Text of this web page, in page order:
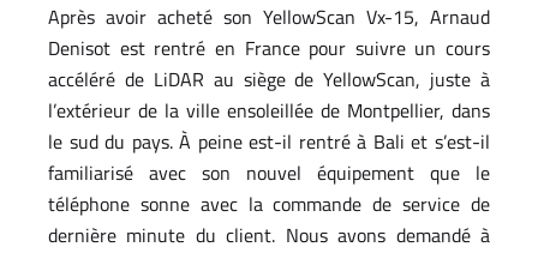
Après avoir acheté son YellowScan Vx-15, Arnaud
Denisot est rentré en France pour suivre un cours
accéléré de LiDAR au siège de YellowScan, juste à
l’extérieur de la ville ensoleillée de Montpellier, dans
le sud du pays. À peine est-il rentré à Bali et s’est-il
familiarisé avec son nouvel équipement que le
téléphone sonne avec la commande de service de
dernière minute du client. Nous avons demandé à